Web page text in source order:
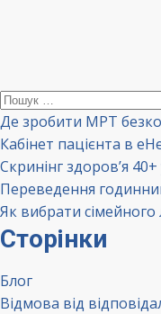
Пошук:
Де зробити МРТ
Кабінет пацієнта в
Скринінг здоров’я
Переведення
Як вибрати сімейного
Сторінки
Блог
Відмова від